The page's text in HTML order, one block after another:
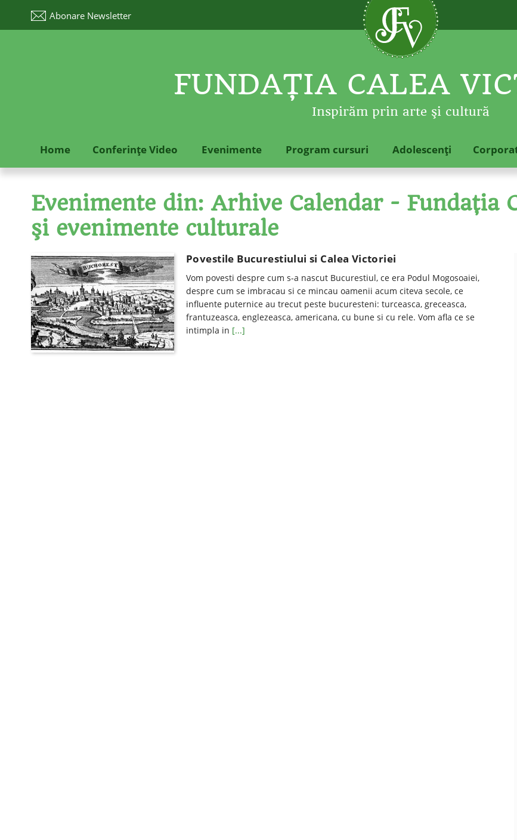
Abonare Newsletter
FUNDAŢIA CALEA
Inspirăm prin arte şi cultură
Home Conferinţe Video Evenimente Program cursuri Adolescenţi
Evenimente din: Arhive Calendar - Fundaţia
şi evenimente culturale
Povestile Bucurestiului si Calea Victoriei
Vom povesti despre cum s-a nascut Bucurestiul, ce era Podul Mogosoaiei,
despre cum se imbracau si ce mincau oamenii acum citeva secole, ce
influente puternice au trecut peste bucuresteni: turceasca, greceasca,
frantuzeasca, englezeasca, americana, cu bune si cu rele. Vom afla ce se
intimpla in [...]